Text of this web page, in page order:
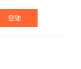
登陆